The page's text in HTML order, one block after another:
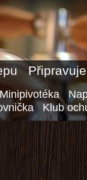
Minipivotéka
Klub